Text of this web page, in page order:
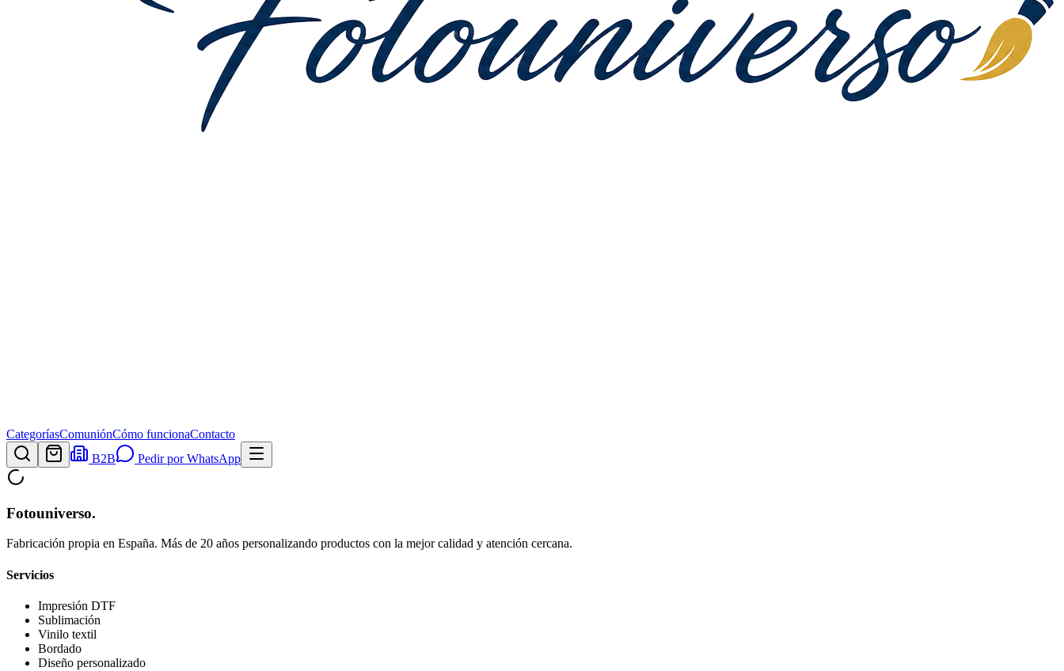
CategoríasComuniónCómo funcionaContacto
B2B
Pedir por WhatsApp
Fotouniverso.
Fabricación propia en España. Más de 20 años personalizando productos con la mejor calidad y atención cercana.
Servicios
Impresión DTF
Sublimación
Vinilo textil
Bordado
Diseño personalizado